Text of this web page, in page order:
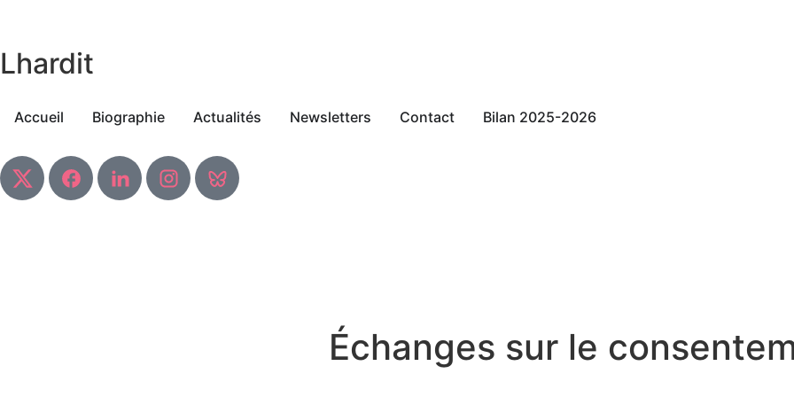
Lhardit
Accueil Biographie Actualités Newsletters Contact Bilan 2025-2026
Échanges sur le